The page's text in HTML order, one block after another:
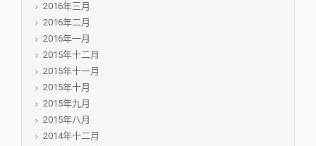
2016年三月
2016年二月
2016年一月
2015年十二月
2015年十一月
2015年十月
2015年九月
2015年八月
2014年十二月